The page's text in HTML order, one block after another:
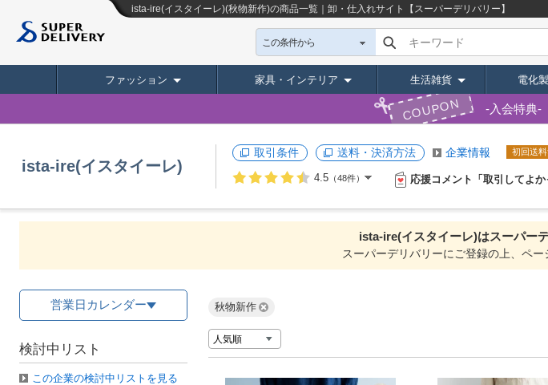
ista-ire(イスタイーレ)(秋物新作)の商品一覧｜卸・仕入れサイト【スーパーデリバリー】
この条件から キーワード
ファッション 家具・インテリア 生活雑貨 電化
COUPON 入会特典
ista-ire(イスタイーレ)
取引条件 送料・決済方法 企業情報 初回送
4.5（48件） 応援コメント「取引してよか
ista-ire(イスタイーレ)はスーパー
スーパーデリバリーにご登録の上、ペー
営業日カレンダー
検討中リスト
この企業の検討中リストを見る
秋物新作